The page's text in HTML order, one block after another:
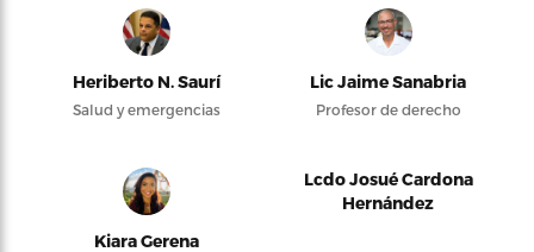
Heriberto N. Saurí
Salud y emergencias
Lic Jaime Sanabria
Profesor de derecho
Kiara Gerena
Lcdo Josué Cardona
Hernández